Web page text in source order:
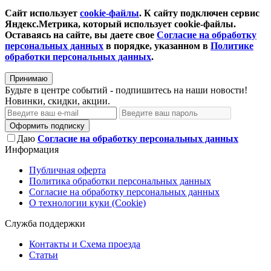
Сайт использует cookie-файлы. К cайту подключен сервис
Яндекс.Метрика, который использует cookie-файлы.
Оставаясь на сайте, вы даете свое Согласие на обработку
персональных данных в порядке, указанном в Политике
обработки персональных данных.
Принимаю
Будьте в центре событий - подпишитесь на наши новости!
Новинки, скидки, акции.
Оформить подписку
Даю Согласие на обработку персональных данных
Информация
Публичная оферта
Политика обработки персональных данных
Согласие на обработку персональных данных
О технологии куки (Cookie)
Служба поддержки
Контакты и Схема проезда
Статьи